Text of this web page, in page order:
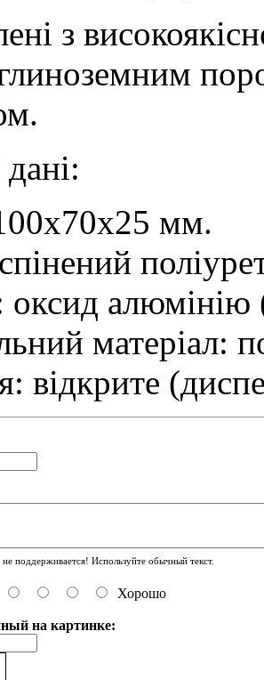
з
мм.
оксид
матеріал:
відкрите
поддерживается! Используйте обычный текст.
Хорошо
на картинке: